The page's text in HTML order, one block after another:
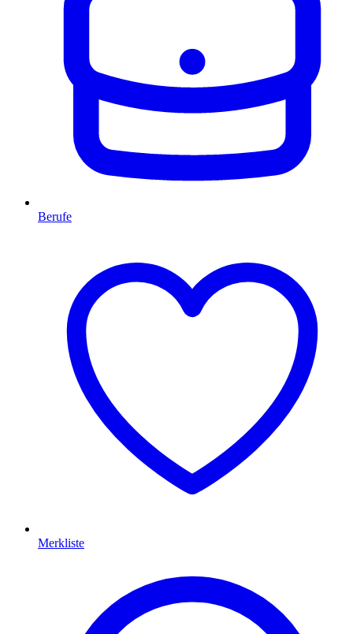
Berufe
Merkliste